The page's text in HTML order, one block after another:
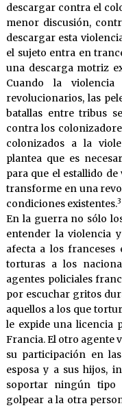
descargar contra el
menor discusión,
descargar esta
el sujeto entra en
una descarga motriz
Cuando la
revolucionarios, las
batallas entre tribus
contra los
colonizados a la
plantea que es
para que el estallido
transforme en una
condiciones existentes.3
En la guerra no sólo
entender la violencia
afecta a los
torturas a los
agentes policiales
por escuchar gritos
aquellos a los que
le expide una licencia
Francia. El otro agente
su participación en
esposa y a sus hijos,
soportar ningún tipo
golpear a la otra